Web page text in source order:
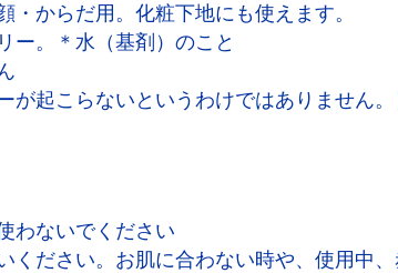
からだ用。化粧下地にも使えます。
ー。＊水（基剤）のこと
起こらないというわけではありません。
わないでください
ください。お肌に合わない時や、使用中